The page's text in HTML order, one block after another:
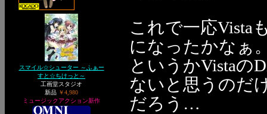
スマイル☆シューター ～ふぁー
すと☆ちけっと～
工画堂スタジオ
新品 ￥4,980
ミュージックアクション新作
これで一応Vista
になったかなぁ
というかVistaの
ないと思うのだ
だろう…